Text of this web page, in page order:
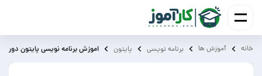
خانه آموزش ‌ها برنامه نویسی پایتون اموزش برنامه نویسی پایتون دوره